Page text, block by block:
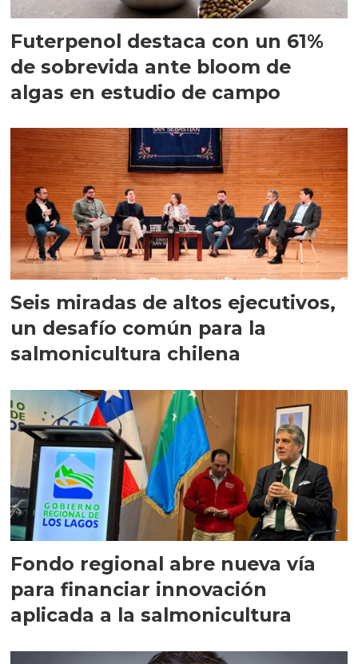
Futerpenol destaca con un 61%
de sobrevida ante bloom de
algas en estudio de campo
Seis miradas de altos ejecutivos,
un desafío común para la
salmonicultura chilena
Fondo regional abre nueva vía
para financiar innovación
aplicada a la salmonicultura